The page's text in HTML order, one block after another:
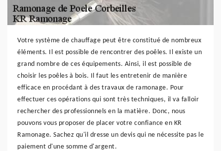
Votre système de chauffage peut être constitué de nombreux
éléments. Il est possible de rencontrer des poêles. Il existe un
grand nombre de ces équipements. Ainsi, il est possible de
choisir les poêles à bois. Il faut les entretenir de manière
efficace en procédant à des travaux de ramonage. Pour
effectuer ces opérations qui sont très techniques, il va falloir
rechercher des professionnels en la matière. Donc, nous
pouvons vous proposer de placer votre confiance en KR
Ramonage. Sachez qu'il dresse un devis qui ne nécessite pas le
paiement d'une somme d'argent.